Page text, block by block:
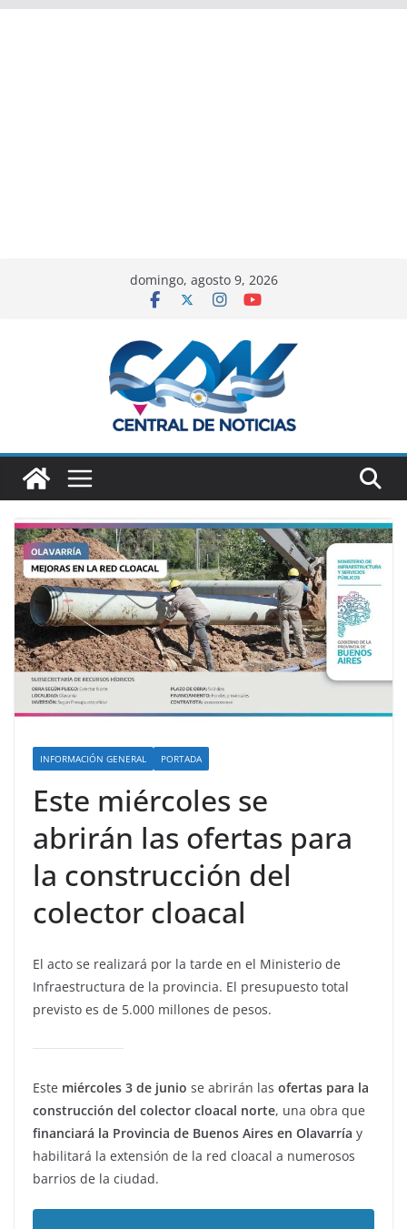
domingo, agosto 9, 2026
INFORMACIÓN GENERAL PORTADA
Este miércoles se
abrirán las ofertas para
la construcción del
colector cloacal
El acto se realizará por la tarde en el Ministerio de
Infraestructura de la provincia. El presupuesto total
previsto es de 5.000 millones de pesos.
Este miércoles 3 de junio se abrirán las ofertas para la
construcción del colector cloacal norte, una obra que
financiará la Provincia de Buenos Aires en Olavarría y
habilitará la extensión de la red cloacal a numerosos
barrios de la ciudad.